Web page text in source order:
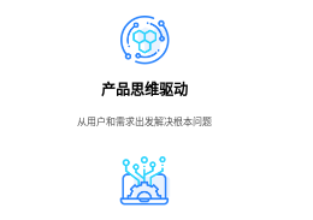
产品思维驱动
从用户和需求出发解决根本问题